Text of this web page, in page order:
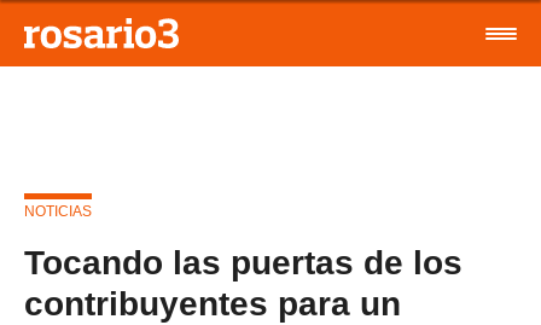
NOTICIAS
Tocando las puertas de los
contribuyentes para un